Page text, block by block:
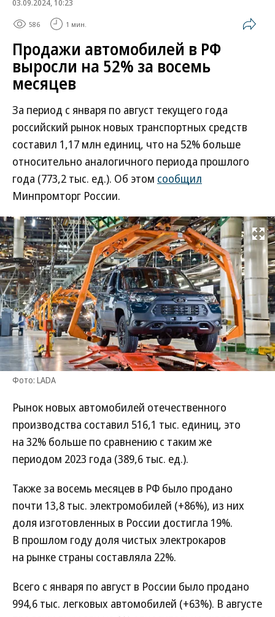
03.09.2024, 10:23
586 1 мин.
Продажи автомобилей в РФ
выросли на 52% за восемь
месяцев
За период с января по август текущего года
российский рынок новых транспортных средств
составил 1,17 млн единиц, что на 52% больше
относительно аналогичного периода прошлого
года (773,2 тыс. ед.). Об этом сообщил
Минпромторг России.
Развернуть
Фото: LADA
Рынок новых автомобилей отечественного
производства составил 516,1 тыс. единиц, это
на 32% больше по сравнению с таким же
периодом 2023 года (389,6 тыс. ед.).
Также за восемь месяцев в РФ было продано
почти 13,8 тыс. электромобилей (+86%), из них
доля изготовленных в России достигла 19%.
В прошлом году доля чистых электрокаров
на рынке страны составляла 22%.
Всего с января по август в России было продано
994,6 тыс. легковых автомобилей (+63%). В августе